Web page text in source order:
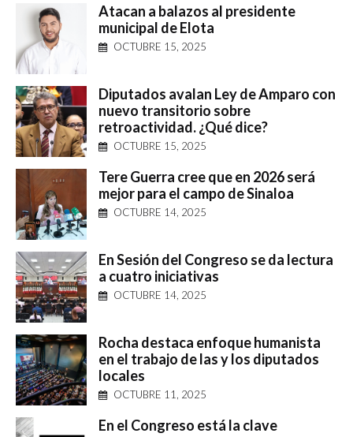
Atacan a balazos al presidente
municipal de Elota
OCTUBRE 15, 2025
Diputados avalan Ley de Amparo con
nuevo transitorio sobre
retroactividad. ¿Qué dice?
OCTUBRE 15, 2025
Tere Guerra cree que en 2026 será
mejor para el campo de Sinaloa
OCTUBRE 14, 2025
En Sesión del Congreso se da lectura
a cuatro iniciativas
OCTUBRE 14, 2025
Rocha destaca enfoque humanista
en el trabajo de las y los diputados
locales
OCTUBRE 11, 2025
En el Congreso está la clave